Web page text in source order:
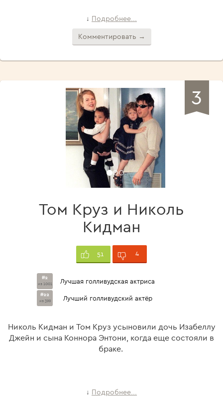
↓ Подробнее...
Комментировать →
3
Том Круз и Николь
Кидман
51 4
#2
из 1001 Лучшая голливудская актриса
#22
из 399 Лучший голливудский актёр
Николь Кидман и Том Круз усыновили дочь Изабеллу
Джейн и сына Коннора Энтони, когда еще состояли в
браке.
↓ Подробнее...